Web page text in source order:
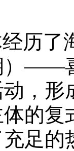
经历
——
，形
的复
足的